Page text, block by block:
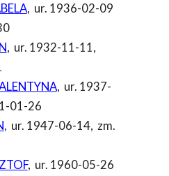
, ur. 1936-02-09
, ur. 1932-11-11,
, ur. 1937-
01-26
, ur. 1947-06-14, zm.
, ur. 1960-05-26